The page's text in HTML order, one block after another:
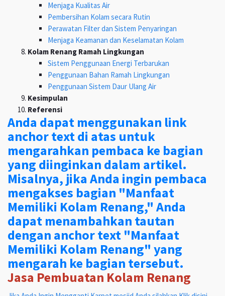
Menjaga Kualitas Air
Pembersihan Kolam secara Rutin
Perawatan Filter dan Sistem Penyaringan
Menjaga Keamanan dan Keselamatan Kolam
Kolam Renang Ramah Lingkungan
Sistem Penggunaan Energi Terbarukan
Penggunaan Bahan Ramah Lingkungan
Penggunaan Sistem Daur Ulang Air
Kesimpulan
Referensi
Anda dapat menggunakan link
anchor text di atas untuk
mengarahkan pembaca ke bagian
yang diinginkan dalam artikel.
Misalnya, jika Anda ingin pembaca
mengakses bagian "Manfaat
Memiliki Kolam Renang," Anda
dapat menambahkan tautan
dengan anchor text "Manfaat
Memiliki Kolam Renang" yang
mengarah ke bagian tersebut.
Jasa Pembuatan Kolam Renang